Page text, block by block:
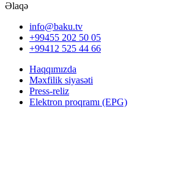
Əlaqə
info@baku.tv
+99455 202 50 05
+99412 525 44 66
Haqqımızda
Məxfilik siyasəti
Press-reliz
Elektron proqramı (EPG)